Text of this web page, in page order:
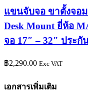
แขนจับจอ ขาตั้งจอ
Desk Mount ยี่ห้อ
จอ 17″ – 32″ ประกั
฿2,290.00 Exc VAT
เอกสารเพิ่มเติม